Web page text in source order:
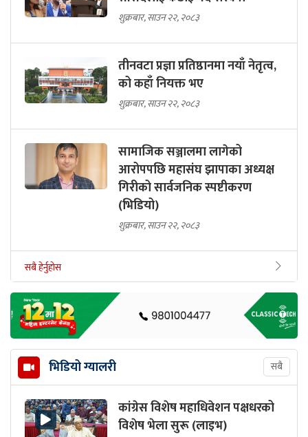
शुक्रबार, साउन २२, २०८३
तीनवटा प्रज्ञा प्रतिष्ठानमा नयाँ नेतृत्व,
को कहाँ नियक्त भए
शुक्रबार, साउन २२, २०८३
सामाजिक सञ्जालमा लागेको
आरोपपछि महासंघ झापाका अध्यक्ष
गिरीको सार्वजनिक स्पष्टीकरण
(भिडियो)
शुक्रबार, साउन २२, २०८३
सबै हेर्नुहोस
भिडियो ग्यालरी सबै
कांग्रेस विशेष महाधिवेशन पक्षधरको
विशेष भेला सुरू (लाइभ)